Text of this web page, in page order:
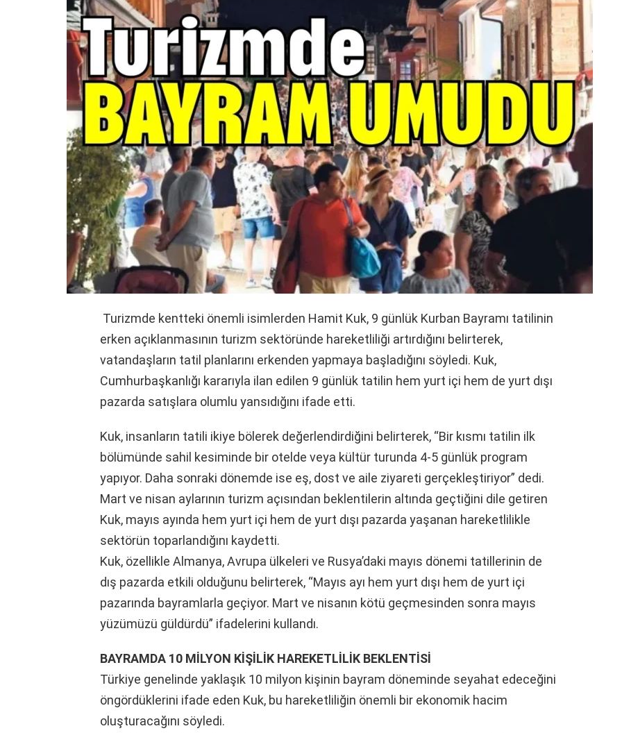
Turizmde kentteki önemli isimlerden Hamit Kuk, 9 günlük Kurban Bayramı tatilinin
erken açıklanmasının turizm sektöründe hareketliliği artırdığını belirterek,
vatandaşların tatil planlarını erkenden yapmaya başladığını söyledi. Kuk,
Cumhurbaşkanlığı kararıyla ilan edilen 9 günlük tatilin hem yurt içi hem de yurt dışı
pazarda satışlara olumlu yansıdığını ifade etti.
Kuk, insanların tatili ikiye bölerek değerlendirdiğini belirterek, “Bir kısmı tatilin ilk
bölümünde sahil kesiminde bir otelde veya kültür turunda 4-5 günlük program
yapıyor. Daha sonraki dönemde ise eş, dost ve aile ziyareti gerçekleştiriyor” dedi.
Mart ve nisan aylarının turizm açısından beklentilerin altında geçtiğini dile getiren
Kuk, mayıs ayında hem yurt içi hem de yurt dışı pazarda yaşanan hareketlilikle
sektörün toparlandığını kaydetti.
Kuk, özellikle Almanya, Avrupa ülkeleri ve Rusya’daki mayıs dönemi tatillerinin de
dış pazarda etkili olduğunu belirterek, “Mayıs ayı hem yurt dışı hem de yurt içi
pazarında bayramlarla geçiyor. Mart ve nisanın kötü geçmesinden sonra mayıs
yüzümüzü güldürdü” ifadelerini kullandı.
BAYRAMDA 10 MİLYON KİŞİLİK HAREKETLİLİK BEKLENTİSİ
Türkiye genelinde yaklaşık 10 milyon kişinin bayram döneminde seyahat edeceğini
öngördüklerini ifade eden Kuk, bu hareketliliğin önemli bir ekonomik hacim
oluşturacağını söyledi.